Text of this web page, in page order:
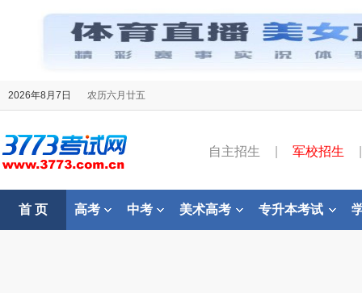
2026年8月7日 农历六月廿五
自主招生 军校招生
首 页 高考 中考 美术高考 专升本考试